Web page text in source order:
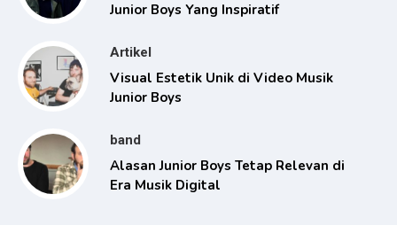
Junior Boys Yang Inspiratif
Artikel
Visual Estetik Unik di Video Musik
Junior Boys
band
Alasan Junior Boys Tetap Relevan di
Era Musik Digital